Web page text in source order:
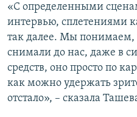
«С определенными
интервью, сплетениями
так далее. Мы понимаем,
снимали до нас, даже в
средств, оно просто по
как можно удержать
отстало», – сказала